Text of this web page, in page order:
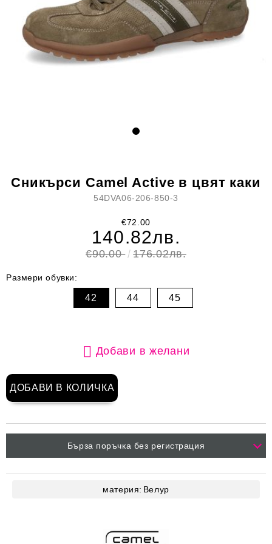
Сникърси Camel Active в цвят каки
54DVA06-206-850-3
€72.00
140.82лв.
€90.00 176.02лв.
Размери обувки:
42 44 45
Добави в желани
Бърза поръчка без регистрация
материя: Велур